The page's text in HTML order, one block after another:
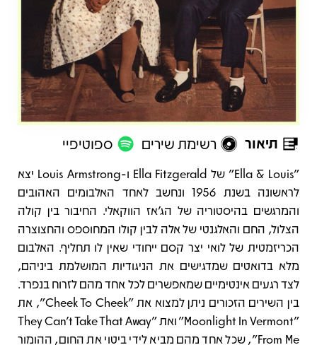
תיאור רשימת שירים ספוטיפיי
תיאור
"Ella & Louis" של Ella Fitzgerald ו-Louis Armstrong יצא
לראשונה בשנת 1956 ונחשב לאחד האלבומים האהובים
והמרגשים בהיסטוריה של הג'אז הווקאלי. החיבור בין קולה
הצלול, החם והאלגנטי של אלה לבין קולו המחוספס והחצוצרה
הכריזמטית של לואי יצר קסם ייחודי שאין לו תחליף. האלבום
מלא בדואטים שמדגישים את הניגודיות המושלמת ביניהם,
לצד רגעים אינטימיים שמאפשרים לכל אחד מהם לזרוח בנפרד.
בין השירים הזכורים ניתן למצוא את "Cheek To Cheek", את
"Moonlight In Vermont" ואת "They Can't Take That Away
From Me", שכל אחד מהם מביא לידי ביטוי את החום, ההומור